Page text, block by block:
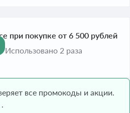
при покупке от 6 500 рублей
Использовано 2 раза
все промокоды и акции.
.